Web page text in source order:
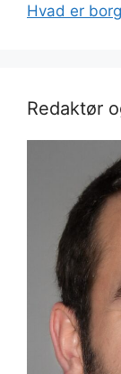
Hvad er
Redaktør